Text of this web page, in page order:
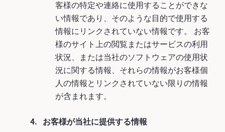
客様の特定や連絡に使用することができな
い情報であり、そのような目的で使用する
情報にリンクされていない情報です。 お客
様のサイト上の閲覧またはサービスの利用
状況、または当社のソフトウェアの使用状
況に関する情報、それらの情報がお客様個
人の情報とリンクされていない限りの情報
が含まれます。
お客様が当社に提供する情報